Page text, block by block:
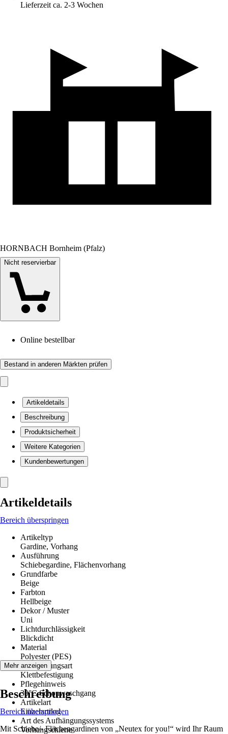
Lieferzeit ca. 2-3 Wochen
HORNBACH Bornheim (Pfalz)
Nicht reservierbar
Online bestellbar
Bestand in anderen Märkten prüfen
Artikeldetails
Beschreibung
Produktsicherheit
Weitere Kategorien
Kundenbewertungen
Artikeldetails
Bereich überspringen
Artikeltyp
Gardine, Vorhang
Ausführung
Schiebegardine, Flächenvorhang
Grundfarbe
Beige
Farbton
Hellbeige
Dekor / Muster
Uni
Lichtdurchlässigkeit
Blickdicht
Material
Polyester (PES)
Aufhängungsart
Klettbefestigung
Pflegehinweis
30°C Schonwaschgang
Artikelart
Einzelartikel
Art des Aufhängungssystems
Vorhangschiene
Mehr anzeigen
Beschreibung
Bereich überspringen
Mit Schiebe/- Flächengardinen von „Neutex for you!“ wird Ihr Raum